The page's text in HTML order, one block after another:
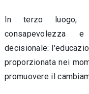
In terzo luogo,
consapevolezza
decisionale:
proporzionata nei
promuovere il